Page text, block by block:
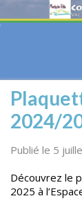
2024/
Publié le 5
Découvrez le
2025 à